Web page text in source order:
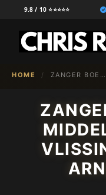
9.8 / 10 ⭐⭐⭐⭐⭐
HOME / ZANGER BOEKEN IN {NL-100}